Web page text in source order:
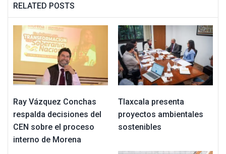
RELATED POSTS
Ray Vázquez Conchas
respalda decisiones del
CEN sobre el proceso
interno de Morena
Tlaxcala presenta
proyectos ambientales
sostenibles